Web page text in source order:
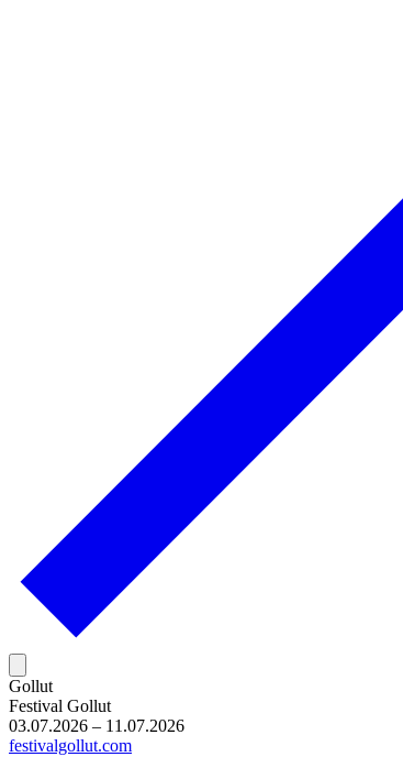
Gollut
Festival Gollut
03.07.2026 – 11.07.2026
festivalgollut.com